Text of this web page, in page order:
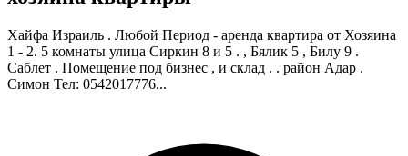
Хайфа Израиль . Любой Период - аренда квартира от Хозяина
1 - 2. 5 комнаты улица Сиркин 8 и 5 . , Бялик 5 , Билу 9 .
Саблет . Помещение под бизнес , и склад . . район Адар .
Симон Тел: 0542017776...